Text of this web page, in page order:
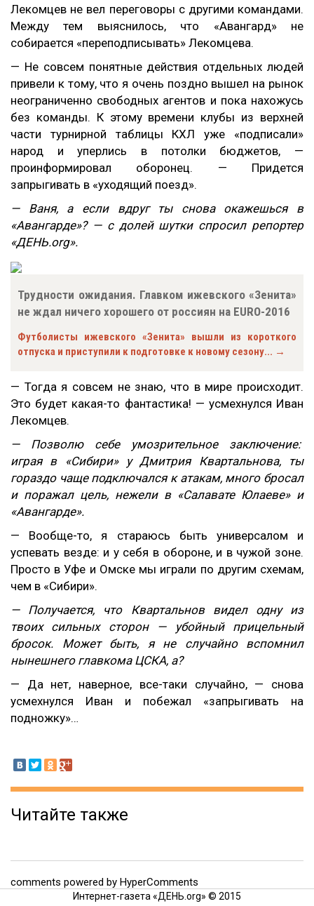
Лекомцев не вел переговоры с другими командами.
Между тем выяснилось, что «Авангард» не
собирается «переподписывать» Лекомцева.
— Не совсем понятные действия отдельных людей
привели к тому, что я очень поздно вышел на рынок
неограниченно свободных агентов и пока нахожусь
без команды. К этому времени клубы из верхней
части турнирной таблицы КХЛ уже «подписали»
народ и уперлись в потолки бюджетов, —
проинформировал оборонец. — Придется
запрыгивать в «уходящий поезд».
— Ваня, а если вдруг ты снова окажешься в
«Авангарде»? — с долей шутки спросил репортер
«ДЕНЬ.org».
Трудности ожидания. Главком ижевского «Зенита»
не ждал ничего хорошего от россиян на EURO-2016
Футболисты ижевского «Зенита» вышли из короткого
отпуска и приступили к подготовке к новому сезону... →
— Тогда я совсем не знаю, что в мире происходит.
Это будет какая-то фантастика! — усмехнулся Иван
Лекомцев.
— Позволю себе умозрительное заключение:
играя в «Сибири» у Дмитрия Квартальнова, ты
гораздо чаще подключался к атакам, много бросал
и поражал цель, нежели в «Салавате Юлаеве» и
«Авангарде».
— Вообще-то, я стараюсь быть универсалом и
успевать везде: и у себя в обороне, и в чужой зоне.
Просто в Уфе и Омске мы играли по другим схемам,
чем в «Сибири».
— Получается, что Квартальнов видел одну из
твоих сильных сторон — убойный прицельный
бросок. Может быть, я не случайно вспомнил
нынешнего главкома ЦСКА, а?
— Да нет, наверное, все-таки случайно, — снова
усмехнулся Иван и побежал «запрыгивать на
подножку»…
Читайте также
comments powered by HyperComments
Интернет-газета «ДЕНЬ.org» © 2015